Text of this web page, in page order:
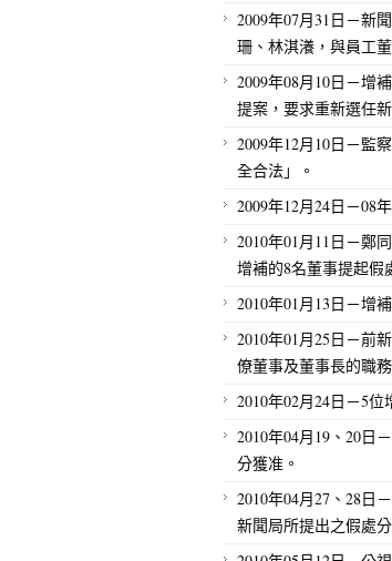
2009年07月31日－新
珊、林淇瀁，與員工
2009年08月10日－增
提案，要求重新選任
2009年12月10日－監
全合法」。
2009年12月24日－08
2010年01月11日－鄭
增補的8名董事提起假
2010年01月13日－增
2010年01月25日－前
僚董事及董事長的職
2010年02月24日－5
2010年04月19、20日
分獲准。
2010年04月27、28日
新聞局所提出之假處